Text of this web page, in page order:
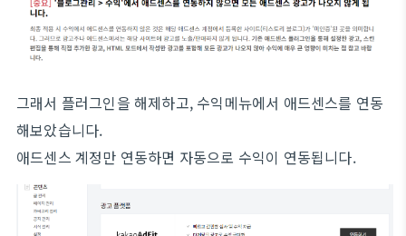
그래서 플러그인을 해제하고, 수익메뉴에서 애드센스를 연동
해보았습니다.
애드센스 계정만 연동하면 자동으로 수익이 연동됩니다.